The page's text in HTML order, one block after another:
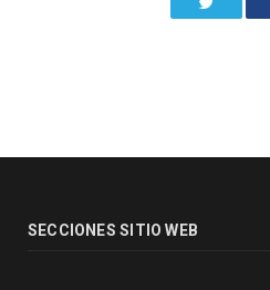
SECCIONES SITIO WEB